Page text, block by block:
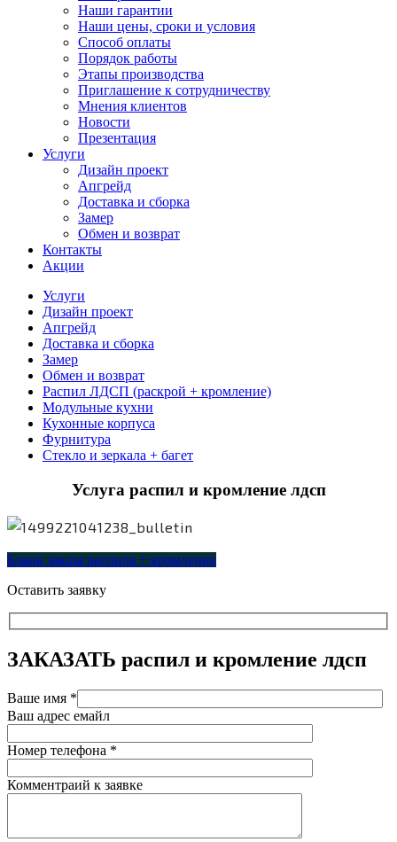
Наши гарантии
Наши цены, сроки и условия
Способ оплаты
Порядок работы
Этапы производства
Приглашение к сотрудничеству
Мнения клиентов
Новости
Презентация
Услуги
Дизайн проект
Апгрейд
Доставка и сборка
Замер
Обмен и возврат
Контакты
Акции
Услуги
Дизайн проект
Апгрейд
Доставка и сборка
Замер
Обмен и возврат
Распил ЛДСП (раскрой + кромление)
Модульные кухни
Кухонные корпуса
Фурнитура
Стекло и зеркала + багет
Услуга распил и кромление лдсп
Бланк заказа распила + кромление
Оставить заявку
ЗАКАЗАТЬ распил и кромление лдсп
Ваше имя *
Ваш адрес емайл
Номер телефона *
Комментраий к заявке